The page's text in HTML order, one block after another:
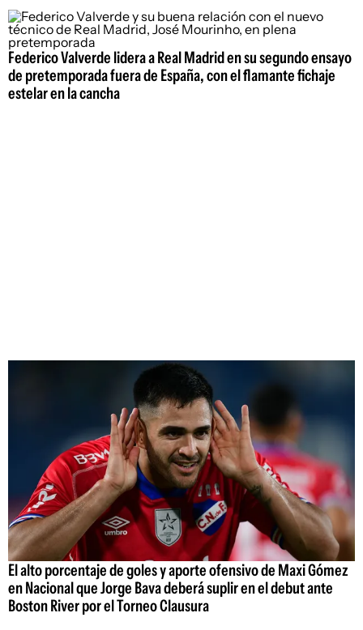
Federico Valverde lidera a Real Madrid en su segundo ensayo
de pretemporada fuera de España, con el flamante fichaje
estelar en la cancha
El alto porcentaje de goles y aporte ofensivo de Maxi Gómez
en Nacional que Jorge Bava deberá suplir en el debut ante
Boston River por el Torneo Clausura